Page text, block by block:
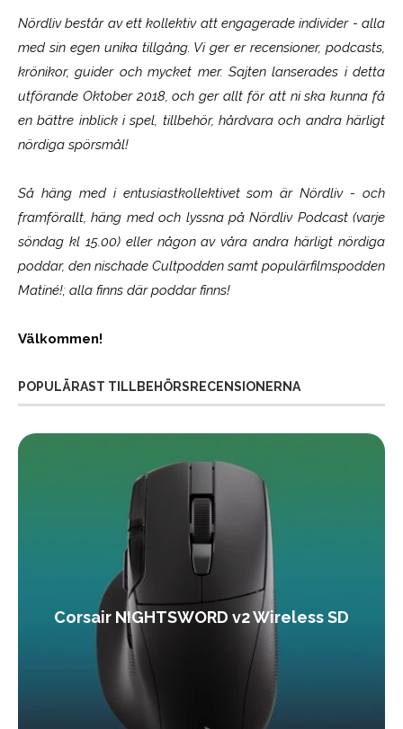
Nördliv består av ett kollektiv att engagerade individer - alla
med sin egen unika tillgång. Vi ger er recensioner, podcasts,
krönikor, guider och mycket mer. Sajten lanserades i detta
utförande Oktober 2018, och ger allt för att ni ska kunna få
en bättre inblick i spel, tillbehör, hårdvara och andra härligt
nördiga spörsmål!
Så häng med i entusiastkollektivet som ärNördliv- och
framförallt, häng med och lyssna på Nördliv Podcast (varje
söndag kl 15.00) eller någon av våra andra härligt nördiga
poddar, den nischade Cultpodden samt populärfilmspodden
Matiné!; alla finns där poddar finns!
Välkommen!
POPULÄRAST TILLBEHÖRSRECENSIONERNA
Corsair NIGHTSWORD v2 Wireless SD